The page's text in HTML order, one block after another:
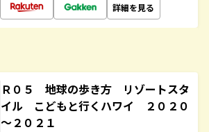
詳細を見る
Ｒ０５ 地球の歩き方 リゾートスタ
イル こどもと行くハワイ ２０２０
～２０２１